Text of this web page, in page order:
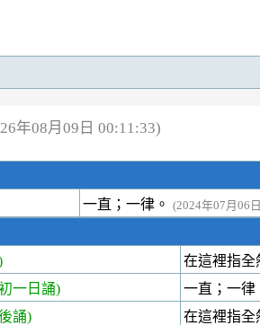
年08月09日 00:11:33)
一直；一律。 (2024年07月06
在這裡指全
一日誦) 一直；一律
誦) 在這裡指全